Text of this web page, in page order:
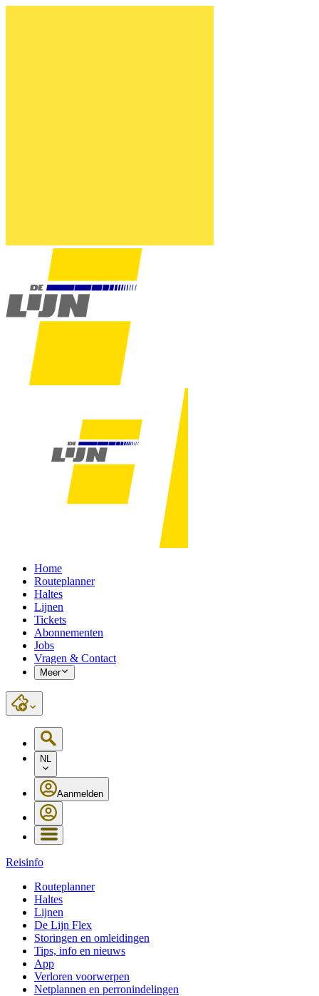
Home
Routeplanner
Haltes
Lijnen
Tickets
Abonnementen
Jobs
Vragen & Contact
Meer
NL
Aanmelden
Reisinfo
Routeplanner
Haltes
Lijnen
De Lijn Flex
Storingen en omleidingen
Tips, info en nieuws
App
Verloren voorwerpen
Netplannen en perronindelingen